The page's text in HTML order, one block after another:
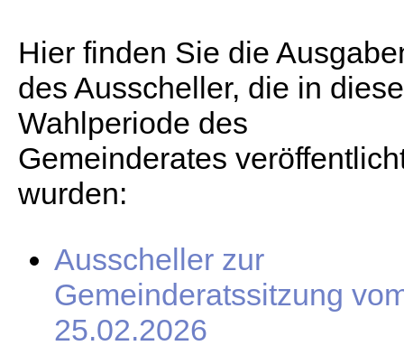
Hier finden Sie die
des Ausscheller, die in
Wahlperiode des
Gemeinderates
wurden:
Ausscheller zur
Gemeinderatssitzung
25.02.2026